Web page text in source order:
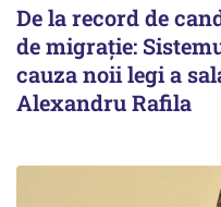
De la record de
de migrație:
cauza noii legi a
Alexandru Rafila